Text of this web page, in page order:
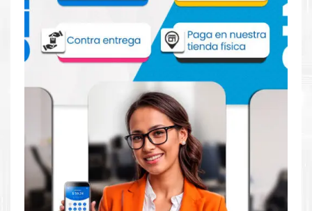
Aprovecha nuestra experiencia y atención para adquirir tus
productos. Tenemos promociones todos los días. Escríbenos o
visítanos hoy para encontrar la solución perfecta para tu
impresora
, como el
Unidad de Transferencia Xerox
001R00623 para impresoras C8200 B8200.
Dónde comprar Unidad de Transferencia
para impresoras Xerox C8200 B8200 en
Lima o para provincia
Tienda autorizada porXerox. Descubre la mejor manera de
abastecerte deUnidad de Transferencia Xerox 001R00623